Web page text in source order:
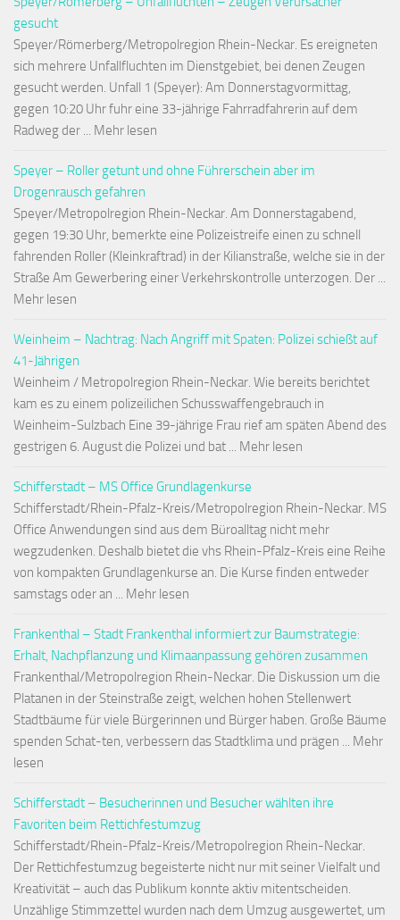
gesucht
Speyer/Römerberg/Metropolregion Rhein-Neckar. Es ereigneten
sich mehrere Unfallfluchten im Dienstgebiet, bei denen Zeugen
gesucht werden. Unfall 1 (Speyer): Am Donnerstagvormittag,
gegen 10:20 Uhr fuhr eine 33-jährige Fahrradfahrerin auf dem
Radweg der ... Mehr lesen
Speyer – Roller getunt und ohne Führerschein aber im
Drogenrausch gefahren
Speyer/Metropolregion Rhein-Neckar. Am Donnerstagabend,
gegen 19:30 Uhr, bemerkte eine Polizeistreife einen zu schnell
fahrenden Roller (Kleinkraftrad) in der Kilianstraße, welche sie in der
Straße Am Gewerbering einer Verkehrskontrolle unterzogen. Der ...
Mehr lesen
Weinheim – Nachtrag: Nach Angriff mit Spaten: Polizei schießt auf
41-Jährigen
Weinheim / Metropolregion Rhein-Neckar. Wie bereits berichtet
kam es zu einem polizeilichen Schusswaffengebrauch in
Weinheim-Sulzbach Eine 39-jährige Frau rief am späten Abend des
gestrigen 6. August die Polizei und bat ... Mehr lesen
Schifferstadt – MS Office Grundlagenkurse
Schifferstadt/Rhein-Pfalz-Kreis/Metropolregion Rhein-Neckar. MS
Office Anwendungen sind aus dem Büroalltag nicht mehr
wegzudenken. Deshalb bietet die vhs Rhein-Pfalz-Kreis eine Reihe
von kompakten Grundlagenkurse an. Die Kurse finden entweder
samstags oder an ... Mehr lesen
Frankenthal – Stadt Frankenthal informiert zur Baumstrategie:
Erhalt, Nachpflanzung und Klimaanpassung gehören zusammen
Frankenthal/Metropolregion Rhein-Neckar. Die Diskussion um die
Platanen in der Steinstraße zeigt, welchen hohen Stellenwert
Stadtbäume für viele Bürgerinnen und Bürger haben. Große Bäume
spenden Schat-ten, verbessern das Stadtklima und prägen ... Mehr
lesen
Schifferstadt – Besucherinnen und Besucher wählten ihre
Favoriten beim Rettichfestumzug
Schifferstadt/Rhein-Pfalz-Kreis/Metropolregion Rhein-Neckar.
Der Rettichfestumzug begeisterte nicht nur mit seiner Vielfalt und
Kreativität – auch das Publikum konnte aktiv mitentscheiden.
Unzählige Stimmzettel wurden nach dem Umzug ausgewertet, um